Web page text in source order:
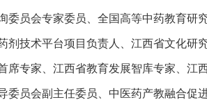
委员会专家委员、全国高等中药教育
剂技术平台项目负责人、江西省文化
席专家、江西省教育发展智库专家、
委员会副主任委员、中医药产教融合促